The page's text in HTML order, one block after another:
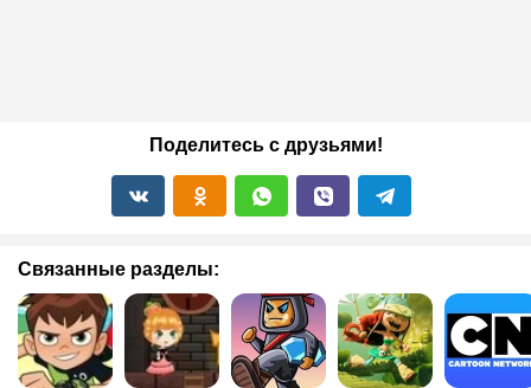
Поделитесь с друзьями!
Связанные разделы: